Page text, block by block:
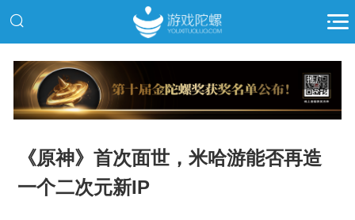
推广
《原神》首次面世，米哈游能否再造
一个二次元新IP